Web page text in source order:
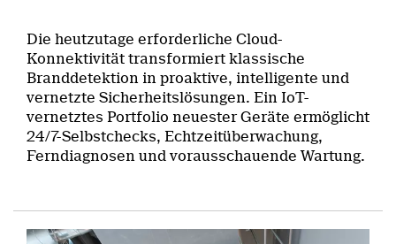
Die heutzutage erforderliche Cloud-
Konnektivität transformiert klassische
Branddetektion in proaktive, intelligente und
vernetzte Sicherheitslösungen. Ein IoT-
vernetztes Portfolio neuester Geräte ermöglicht
24/7-Selbstchecks, Echtzeitüberwachung,
Ferndiagnosen und vorausschauende Wartung.